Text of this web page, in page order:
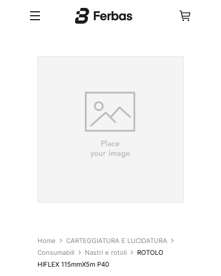
Home
CARTEGGIATURA E LUCIDATURA
Consumabili
Nastri e rotoli
ROTOLO
HIFLEX 115mmX5m P40